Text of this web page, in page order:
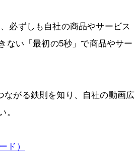
必ずしも自社の商品やサービス
ない「最初の5秒」で商品やサー
ながる鉄則を知り、自社の動画広
。
ド）